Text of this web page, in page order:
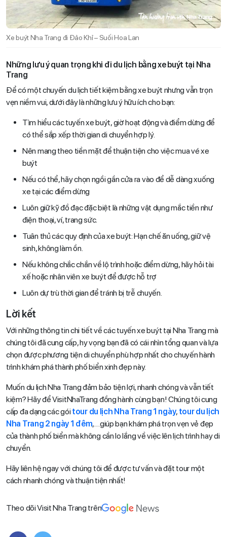
Xe buýt Nha Trang đi Đảo Khỉ – Suối Hoa Lan
Những lưu ý quan trọng khi đi du lịch bằng xe buýt tại Nha
Trang
Để có một chuyến du lịch tiết kiệm bằng xe buýt nhưng vẫn trọn
vẹn niềm vui, dưới đây là những lưu ý hữu ích cho bạn:
Tìm hiểu các tuyến xe buýt, giờ hoạt động và điểm dừng để
có thể sắp xếp thời gian di chuyển hợp lý.
Nên mang theo tiền mặt để thuận tiện cho việc mua vé xe
buýt
Nếu có thể, hãy chọn ngồi gần cửa ra vào để dễ dàng xuống
xe tại các điểm dừng
Luôn giữ kỹ đồ đạc đặc biệt là những vật dụng mắc tiền như
điện thoại, ví, trang sức.
Tuân thủ các quy định của xe buýt: Hạn chế ăn uống, giữ vệ
sinh, không làm ồn.
Nếu không chắc chắn về lộ trình hoặc điểm dừng, hãy hỏi tài
xế hoặc nhân viên xe buýt để được hỗ trợ
Luôn dự trù thời gian để tránh bị trễ chuyến.
Lời kết
Với những thông tin chi tiết về các tuyến xe buýt tại Nha Trang mà
chúng tôi đã cung cấp, hy vọng bạn đã có cái nhìn tổng quan và lựa
chọn được phương tiện di chuyển phù hợp nhất cho chuyến hành
trình khám phá thành phố biển xinh đẹp này.
Muốn du lịch Nha Trang đảm bảo tiện lợi, nhanh chóng và vẫn tiết
kiệm? Hãy để VisitNhaTrang đồng hành cùng bạn! Chúng tôi cung
cấp đa dạng các góitour du lịch Nha Trang 1 ngày, tour du lịch
Nha Trang 2 ngày 1 đêm,…giúp bạn khám phá trọn vẹn vẻ đẹp
của thành phố biển mà không cần lo lắng về việc lên lịch trình hay di
chuyển.
Hãy liên hệ ngay với chúng tôi để được tư vấn và đặt tour một
cách nhanh chóng và thuận tiện nhất!
Theo dõi Visit Nha Trang trên